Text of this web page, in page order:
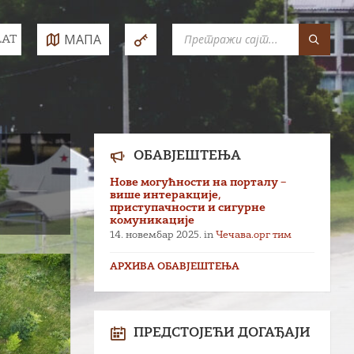
МАПА
ОБАВЈЕШТЕЊА
Нове могућности на порталу –
више интеракције,
приступачности и сигурне
комуникације
14. новембар 2025.in Чечава.орг тим
АРХИВА ОБАВЈЕШТЕЊА
ПРЕДСТОЈЕЋИ ДОГАЂАЈИ